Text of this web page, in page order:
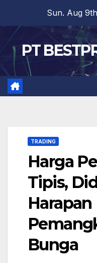
content
Sun. Aug
PT
TRADING
Harga
Tipis,
Harapan
Bunga